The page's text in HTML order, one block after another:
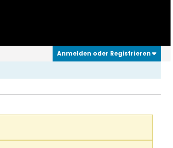
Anmelden oder Registrieren